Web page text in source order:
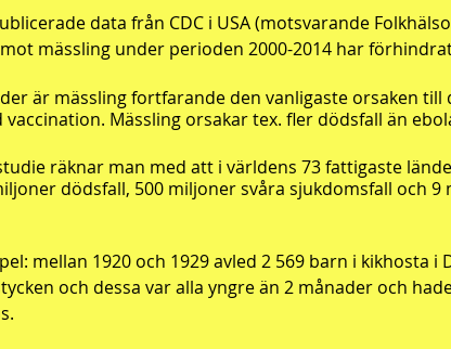
data från CDC i USA (motsvarande
mässling under perioden 2000-2014 har
är mässling fortfarande den vanligaste orsaken
Mässling orsakar tex. fler dödsfall än
räknar man med att i världens 73 fattigaste
dödsfall, 500 miljoner svåra sjukdomsfall och
mellan 1920 och 1929 avled 2 569 barn i kikhosta i
och dessa var alla yngre än 2 månader och